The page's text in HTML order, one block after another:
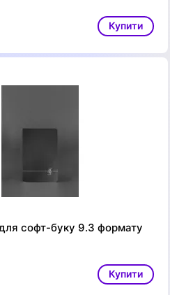
Купити
софт-буку 9.3 формату
Купити